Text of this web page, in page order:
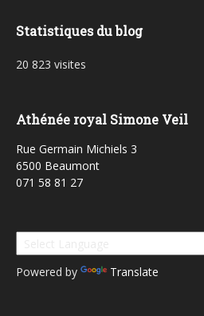
Statistiques du blog
20 823 visites
Athénée royal Simone Veil
Rue Germain Michiels 3
6500 Beaumont
071 58 81 27
Powered by Translate